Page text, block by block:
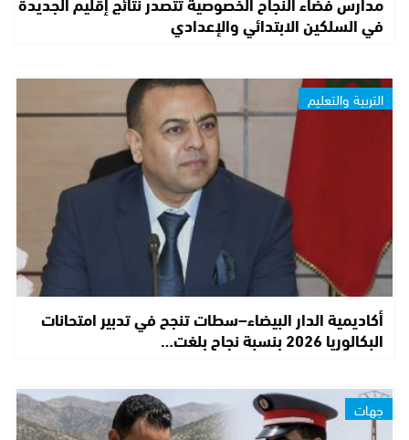
في السلكين الابتدائي والإعدادي
التربية والتعليم
أكاديمية الدار البيضاء–سطات تنجح في تدبير امتحانات
البكالوريا 2026 بنسبة نجاح بلغت…
جهات